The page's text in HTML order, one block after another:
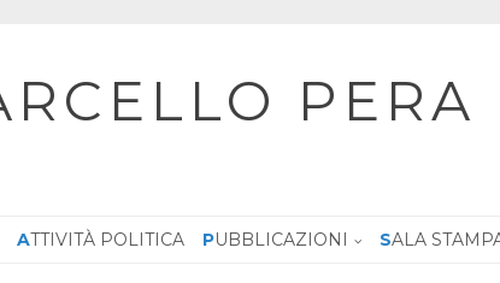
PERA
ATTIVITÀ POLITICA PUBBLICAZIONI SALA